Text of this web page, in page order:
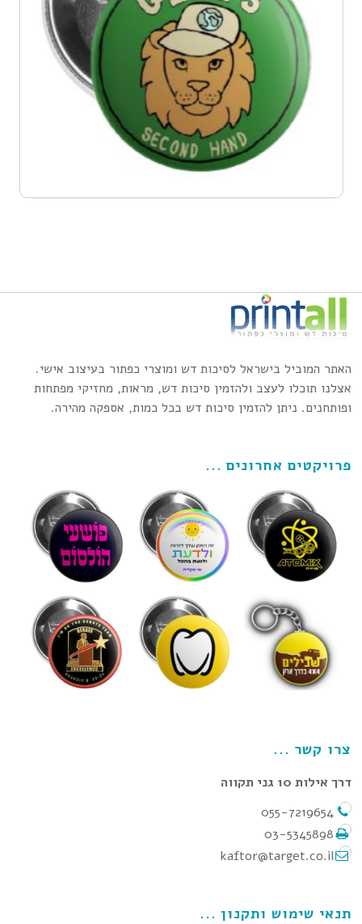
האתר המוביל בישראל לסיכות דש ומוצרי כפתור בעיצוב אישי.
אצלנו תוכלו לעצב ולהזמין סיכות דש, מראות, מחזיקי מפתחות
ופותחנים. ניתן להזמין סיכות דש בכל כמות, אספקה מהירה.
פרויקטים אחרונים
צרו קשר
דרך אילות 10 גני תקווה
055-7219654
03-5345898
kaftor@target.co.il
תנאי שימוש ותקנון